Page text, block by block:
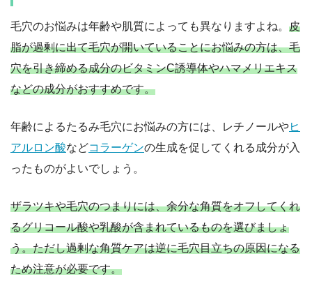
毛穴のお悩みは年齢や肌質によっても異なりますよね。 皮
脂が過剰に出て毛穴が開いていることにお悩みの方は、毛
穴を引き締める成分のビタミンC誘導体やハマメリエキス
などの成分がおすすめです。
年齢によるたるみ毛穴にお悩みの方には、レチノールやヒ
アルロン酸などコラーゲンの生成を促してくれる成分が入
ったものがよいでしょう。
ザラツキや毛穴のつまりには、余分な角質をオフしてくれ
るグリコール酸や乳酸が含まれているものを選びましょ
う。ただし過剰な角質ケアは逆に毛穴目立ちの原因になる
ため注意が必要です。